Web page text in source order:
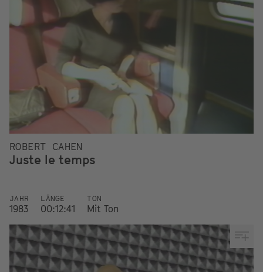
ROBERT CAHEN
Juste le temps
JAHR
1983
LÄNGE
00:12:41
TON
Mit Ton